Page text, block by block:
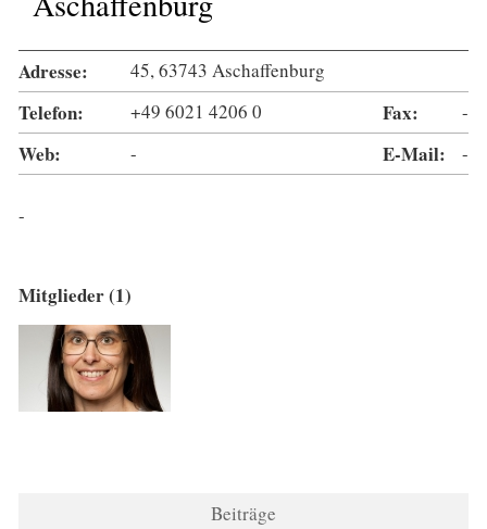
Adresse: 45, 63743 Aschaffenburg
Telefon: +49 6021 4206 0 Fax: -
Web: - E-Mail: -
-
Mitglieder (1)
Beiträge